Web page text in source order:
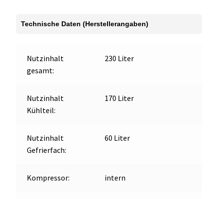
Technische Daten (Herstellerangaben)
Nutzinhalt
gesamt:
230 Liter
Nutzinhalt
Kühlteil:
170 Liter
Nutzinhalt
Gefrierfach:
60 Liter
Kompressor: intern